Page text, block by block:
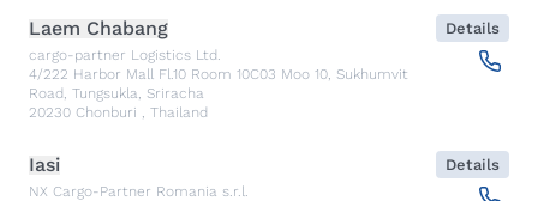
Laem Chabang
cargo-partner Logistics Ltd.
4/222 Harbor Mall Fl.10 Room 10C03 Moo 10, Sukhumvit
Road, Tungsukla, Sriracha
20230 Chonburi , Thailand
Details
Iasi
NX Cargo-Partner Romania s.r.l.
Details